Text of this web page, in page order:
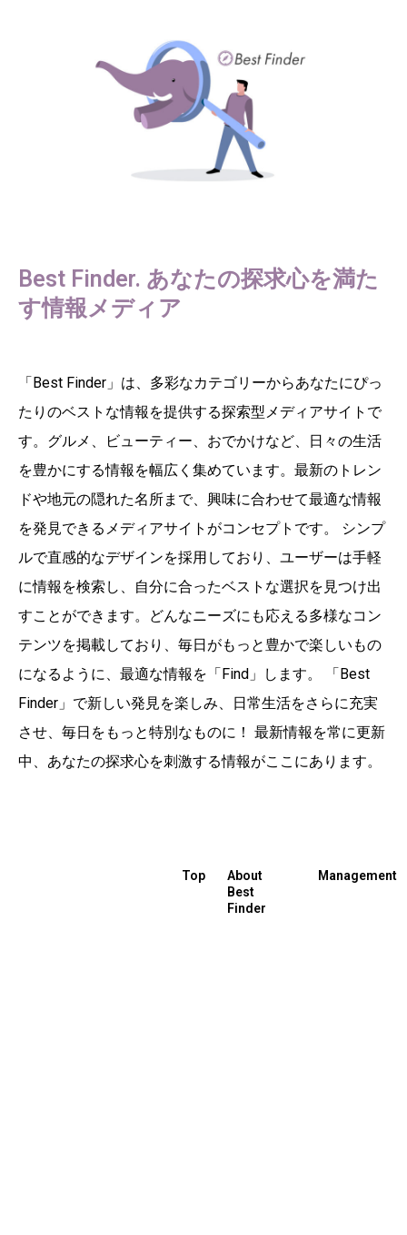
Best Finder. あなたの探求心を満た
す情報メディア
「Best Finder」は、多彩なカテゴリーからあなたにぴっ
たりのベストな情報を提供する探索型メディアサイトで
す。グルメ、ビューティー、おでかけなど、日々の生活
を豊かにする情報を幅広く集めています。最新のトレン
ドや地元の隠れた名所まで、興味に合わせて最適な情報
を発見できるメディアサイトがコンセプトです。 シンプ
ルで直感的なデザインを採用しており、ユーザーは手軽
に情報を検索し、自分に合ったベストな選択を見つけ出
すことができます。どんなニーズにも応える多様なコン
テンツを掲載しており、毎日がもっと豊かで楽しいもの
になるように、最適な情報を「Find」します。 「Best
Finder」で新しい発見を楽しみ、日常生活をさらに充実
させ、毎日をもっと特別なものに！ 最新情報を常に更新
中、あなたの探求心を刺激する情報がここにあります。
Top
About
Best
Finder
Management